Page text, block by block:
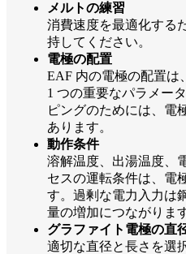
メルトの練習
消費速度を最適化する
持してください。
電極の配置
EAF 内の電極の配置は
1 つの重要なパラメー
ピングのためには、電
あります。
動作条件
溶解温度、出湯温度、
セスの運転条件は、電
す。過剰な電力入力は
量の増加につながります
グラファイト電極の直
適切な直径と長さを選